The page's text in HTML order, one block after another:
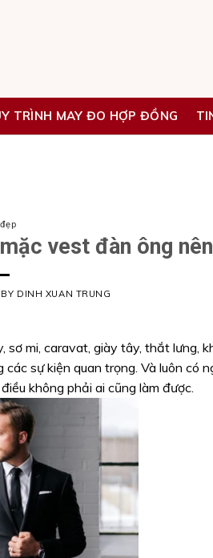
TRÌNH MAY ĐO HỢP ĐỒNG
vest đàn ông
BY DINH XUAN TRUNG
mi, caravat, giày tây, thắt lưng,
sự kiện quan trọng. Và luôn có
không phải ai cũng làm được.